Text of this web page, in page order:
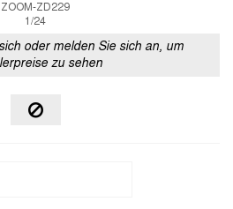
ZOOM-ZD229
1/24
oder melden Sie sich an, um
zu sehen